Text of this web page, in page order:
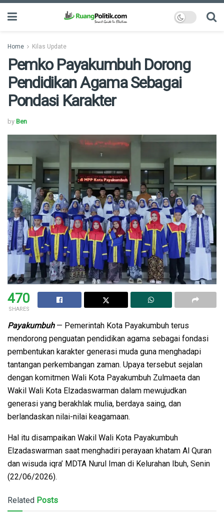
Home Kilas Update
Pemko Payakumbuh Dorong
Pendidikan Agama Sebagai
Pondasi Karakter
by Ben
470
SHARES
Payakumbuh— Pemerintah Kota Payakumbuh terus
mendorong penguatan pendidikan agama sebagai fondasi
pembentukan karakter generasi muda guna menghadapi
tantangan perkembangan zaman. Upaya tersebut sejalan
dengan komitmen Wali Kota Payakumbuh Zulmaeta dan
Wakil Wali Kota Elzadaswarman dalam mewujudkan
generasi yang berakhlak mulia, berdaya saing, dan
berlandaskan nilai-nilai keagamaan.
Hal itu disampaikan Wakil Wali Kota Payakumbuh
Elzadaswarman saat menghadiri perayaan khatam Al Quran
dan wisuda iqra’ MDTA Nurul Iman di Kelurahan Ibuh, Senin
(22/06/2026).
Related Posts